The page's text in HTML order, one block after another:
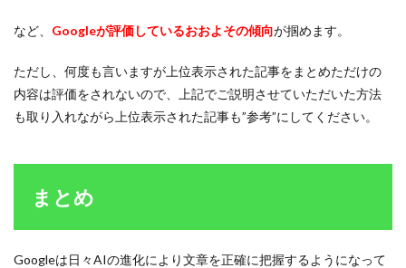
など、 Googleが評価しているおおよその傾向が掴めます。
ただし、何度も言いますが上位表示された記事をまとめただけの
内容は評価をされないので、上記でご説明させていただいた方法
も取り入れながら上位表示された記事も”参考”にしてください。
まとめ
Googleは日々AIの進化により文章を正確に把握するようになって